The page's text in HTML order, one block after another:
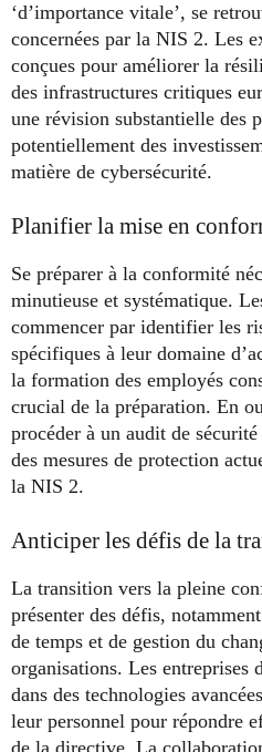
‘d’importance vitale’, se
concernées par la NIS 2. Les
conçues pour améliorer la
des infrastructures critiques
une révision substantielle des
potentiellement des
matière de cybersécurité.
Planifier la mise en
Se préparer à la conformité
minutieuse et systématique.
commencer par identifier les
spécifiques à leur domaine
la formation des employés
crucial de la préparation. En
procéder à un audit de
des mesures de protection
la NIS 2.
Anticiper les défis de la
La transition vers la pleine
présenter des défis,
de temps et de gestion du
organisations. Les entreprises
dans des technologies
leur personnel pour répondre